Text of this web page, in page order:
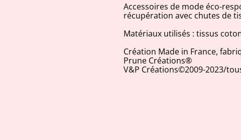
Accessoires de mode éco-
récupération avec chutes de
Matériaux utilisés : tissus
Création Made in France,
Prune Créations®
V&P Créations©2009-2023/